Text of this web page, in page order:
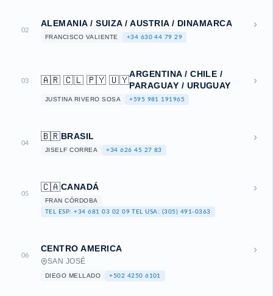
02
ALEMANIA / SUIZA / AUSTRIA / DINAMARCA ›
FRANCISCO VALIENTE +34 630 44 79 29
03 🇦🇷 🇨🇱 🇵🇾 🇺🇾
ARGENTINA / CHILE /
PARAGUAY / URUGUAY
›
JUSTINA RIVERO SOSA +595 981 191965
04
🇧🇷BRASIL ›
JISELF CORREA +34 626 45 27 83
05
🇨🇦CANADÁ ›
FRAN CÓRDOBA
TEL ESP: +34 681 03 02 09 TEL USA: (305) 491-0363
06
CENTRO AMERICA ›
SAN JOSÉ
DIEGO MELLADO +502 4250 6101